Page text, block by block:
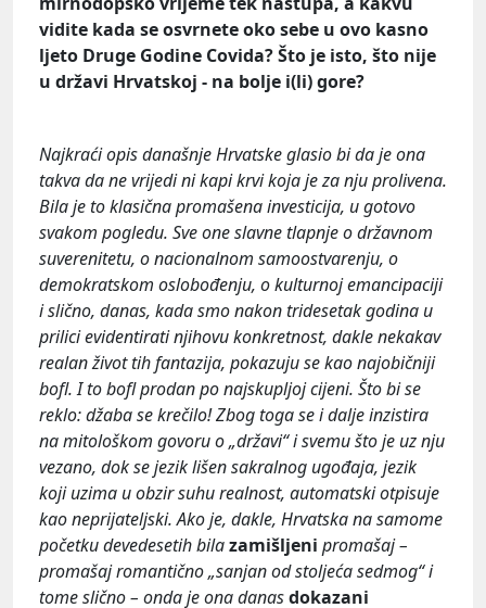
vidite kada se osvrnete oko sebe u ovo kasno
ljeto Druge Godine Covida? Što je isto, što nije
u državi Hrvatskoj - na bolje i(li) gore?
Najkraći opis današnje Hrvatske glasio bi da je ona
takva da ne vrijedi ni kapi krvi koja je za nju prolivena.
Bila je to klasična promašena investicija, u gotovo
svakom pogledu. Sve one slavne tlapnje o državnom
suverenitetu, o nacionalnom samoostvarenju, o
demokratskom oslobođenju, o kulturnoj emancipaciji
i slično, danas, kada smo nakon tridesetak godina u
prilici evidentirati njihovu konkretnost, dakle nekakav
realan život tih fantazija, pokazuju se kao najobičniji
bofl. I to bofl prodan po najskupljoj cijeni. Što bi se
reklo: džaba se krečilo! Zbog toga se i dalje inzistira
na mitološkom govoru o „državi“ i svemu što je uz nju
vezano, dok se jezik lišen sakralnog ugođaja, jezik
koji uzima u obzir suhu realnost, automatski otpisuje
kao neprijateljski. Ako je, dakle, Hrvatska na samome
početku devedesetih bilazamišljeni promašaj –
promašaj romantično „sanjan od stoljeća sedmog“ i
tome slično – onda je ona danasdokazani